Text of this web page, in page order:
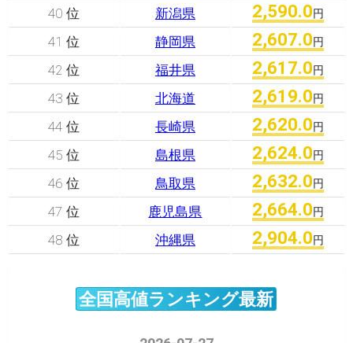
40 位 新潟県 2,590.0円
41 位 静岡県 2,607.0円
42 位 福井県 2,617.0円
43 位 北海道 2,619.0円
44 位 長崎県 2,620.0円
45 位 島根県 2,624.0円
46 位 鳥取県 2,632.0円
47 位 鹿児島県 2,664.0円
48 位 沖縄県 2,904.0円
全国高値ランキング最新